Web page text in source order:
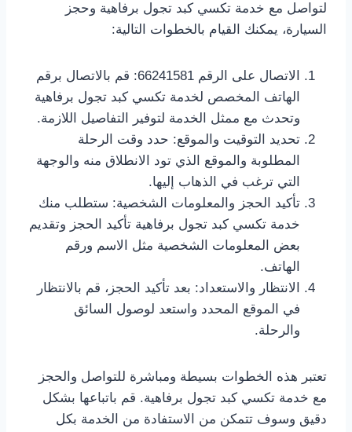
لتواصل مع خدمة تكسي كبد تجول برفاهية وحجز
السيارة، يمكنك القيام بالخطوات التالية:
الاتصال على الرقم 66241581: قم بالاتصال برقم
الهاتف المخصص لخدمة تكسي كبد تجول برفاهية
وتحدث مع ممثل الخدمة لتوفير التفاصيل اللازمة.
تحديد التوقيت والموقع: حدد وقت الرحلة
المطلوبة والموقع الذي تود الانطلاق منه والوجهة
التي ترغب في الذهاب إليها.
تأكيد الحجز والمعلومات الشخصية: ستطلب منك
خدمة تكسي كبد تجول برفاهية تأكيد الحجز وتقديم
بعض المعلومات الشخصية مثل الاسم ورقم
الهاتف.
الانتظار والاستعداد: بعد تأكيد الحجز، قم بالانتظار
في الموقع المحدد واستعد لوصول السائق
والرحلة.
تعتبر هذه الخطوات بسيطة ومباشرة للتواصل والحجز
مع خدمة تكسي كبد تجول برفاهية. قم باتباعها بشكل
دقيق وسوف تتمكن من الاستفادة من الخدمة بكل